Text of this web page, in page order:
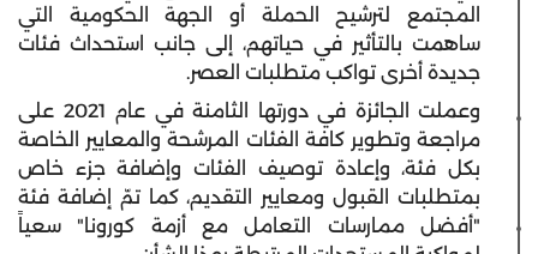
المجتمع لترشيح الحملة أو الجهة الحكومية التي
ساهمت بالتأثير في حياتهم، إلى جانب استحداث فئات
جديدة أخرى تواكب متطلبات العصر.
وعملت الجائزة في دورتها الثامنة في عام 2021 على
مراجعة وتطوير كافة الفئات المرشحة والمعايير الخاصة
بكل فئة، وإعادة توصيف الفئات وإضافة جزء خاص
بمتطلبات القبول ومعايير التقديم، كما تمّ إضافة فئة
"أفضل ممارسات التعامل مع أزمة كورونا" سعياً